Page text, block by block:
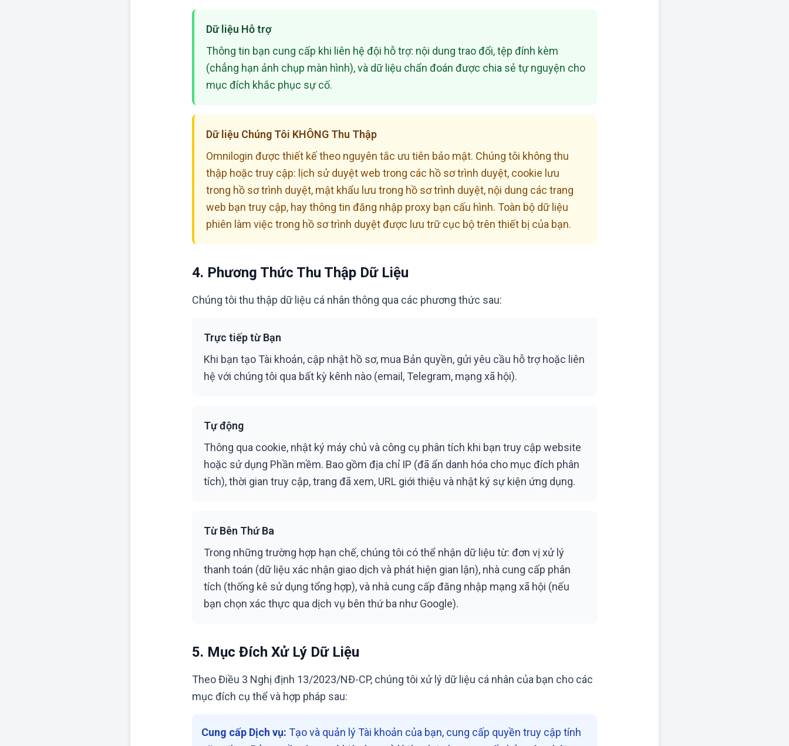
Dữ liệu Hỗ trợ
Thông tin bạn cung cấp khi liên hệ đội hỗ trợ: nội dung trao đổi, tệp đính kèm
(chẳng hạn ảnh chụp màn hình), và dữ liệu chẩn đoán được chia sẻ tự nguyện cho
mục đích khắc phục sự cố.
Dữ liệu Chúng Tôi KHÔNG Thu Thập
Omnilogin được thiết kế theo nguyên tắc ưu tiên bảo mật. Chúng tôi không thu
thập hoặc truy cập: lịch sử duyệt web trong các hồ sơ trình duyệt, cookie lưu
trong hồ sơ trình duyệt, mật khẩu lưu trong hồ sơ trình duyệt, nội dung các trang
web bạn truy cập, hay thông tin đăng nhập proxy bạn cấu hình. Toàn bộ dữ liệu
phiên làm việc trong hồ sơ trình duyệt được lưu trữ cục bộ trên thiết bị của bạn.
4. Phương Thức Thu Thập Dữ Liệu
Chúng tôi thu thập dữ liệu cá nhân thông qua các phương thức sau:
Trực tiếp từ Bạn
Khi bạn tạo Tài khoản, cập nhật hồ sơ, mua Bản quyền, gửi yêu cầu hỗ trợ hoặc liên
hệ với chúng tôi qua bất kỳ kênh nào (email, Telegram, mạng xã hội).
Tự động
Thông qua cookie, nhật ký máy chủ và công cụ phân tích khi bạn truy cập website
hoặc sử dụng Phần mềm. Bao gồm địa chỉ IP (đã ẩn danh hóa cho mục đích phân
tích), thời gian truy cập, trang đã xem, URL giới thiệu và nhật ký sự kiện ứng dụng.
Từ Bên Thứ Ba
Trong những trường hợp hạn chế, chúng tôi có thể nhận dữ liệu từ: đơn vị xử lý
thanh toán (dữ liệu xác nhận giao dịch và phát hiện gian lận), nhà cung cấp phân
tích (thống kê sử dụng tổng hợp), và nhà cung cấp đăng nhập mạng xã hội (nếu
bạn chọn xác thực qua dịch vụ bên thứ ba như Google).
5. Mục Đích Xử Lý Dữ Liệu
Theo Điều 3 Nghị định 13/2023/NĐ-CP, chúng tôi xử lý dữ liệu cá nhân của bạn cho các
mục đích cụ thể và hợp pháp sau:
Cung cấp Dịch vụ: Tạo và quản lý Tài khoản của bạn, cung cấp quyền truy cập tính